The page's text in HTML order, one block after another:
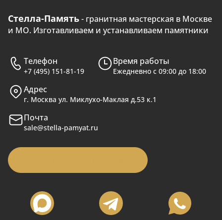
Стелла-Память- гранитная мастерская в Москве
и МО. Изготавливаем и устанавливаем памятники
Телефон
+7 (495) 151-81-19
Время работы
Ежедневно с 09:00 до 18:00
Адрес
г. Москва ул. Миклухо-Маклая д.53 к.1
Почта
sale@stella-pamyat.ru